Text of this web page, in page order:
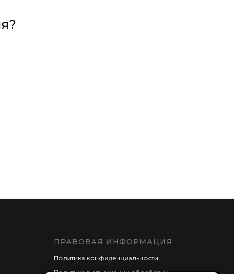
ПРАВОВАЯ ИНФОРМАЦИЯ
Политика конфиденциальности
Политика в отношении обработки